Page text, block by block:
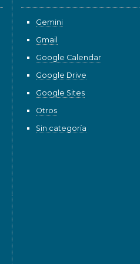
Gemini
Gmail
Google Calendar
Google Drive
Google Sites
Otros
Sin categoría